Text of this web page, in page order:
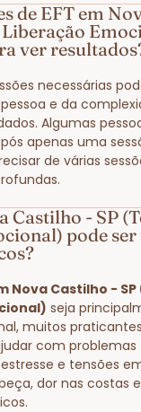
de EFT em
Liberação
ver
necessárias
e da
Algumas
apenas uma
de várias
Castilho - SP
pode ser
Nova Castilho -
seja
muitos
com problemas
e tensões
dor nas costas